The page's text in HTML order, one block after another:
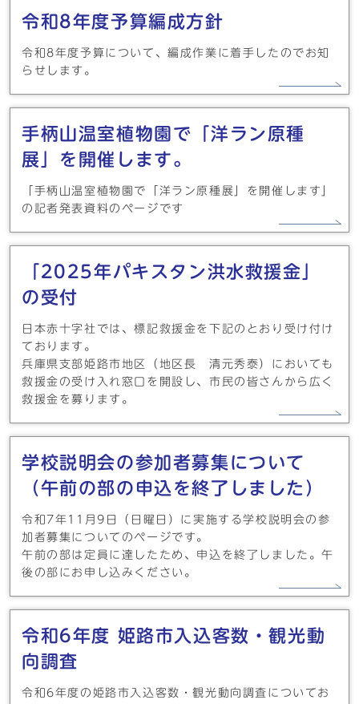
令和8年度予算編成方針
令和8年度予算について、編成作業に着手したのでお知
らせします。
手柄山温室植物園で「洋ラン原種
展」を開催します。
「手柄山温室植物園で「洋ラン原種展」を開催します」
の記者発表資料のページです
「2025年パキスタン洪水救援金」
の受付
日本赤十字社では、標記救援金を下記のとおり受け付け
ております。
兵庫県支部姫路市地区（地区長 清元秀泰）においても
救援金の受け入れ窓口を開設し、市民の皆さんから広く
救援金を募ります。
学校説明会の参加者募集について
（午前の部の申込を終了しました）
令和7年11月9日（日曜日）に実施する学校説明会の参
加者募集についてのページです。
午前の部は定員に達したため、申込を終了しました。午
後の部にお申し込みください。
令和6年度 姫路市入込客数・観光動
向調査
令和6年度の姫路市入込客数・観光動向調査についてお